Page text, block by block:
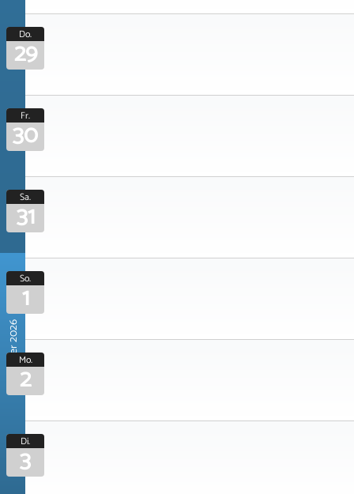
Do.
29
Fr.
30
Sa.
31
November 2026
So.
1
Mo.
2
Di.
3